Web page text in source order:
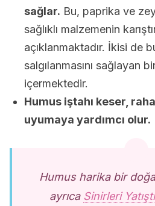
sağlar. Bu, paprika ve
sağlıklı malzemenin
açıklanmaktadır. İkisi de
salgılanmasını sağlayan
içermektedir.
Humus iştahı keser,
uyumaya yardımcı olur.
Humus harika bir
ayrıca Sinirleri